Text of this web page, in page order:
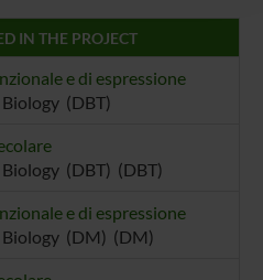
loro servizi.
IN THE PROJECT
e di espressione
(DBT)
(DBT) (DBT)
e di espressione
Biology (DM) (DM)